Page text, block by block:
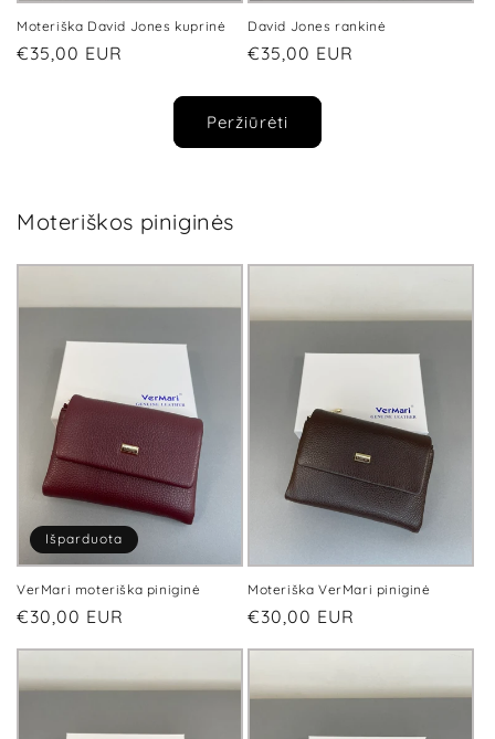
Moteriška David Jones kuprinė
Įprasta
€35,00 EUR
David Jones rankinė
Įprasta
€35,00 EUR
Peržiūrėti
Moteriškos piniginės
Išparduota
VerMari moteriška piniginė
Įprasta
€30,00 EUR
Moteriška VerMari piniginė
Įprasta
€30,00 EUR